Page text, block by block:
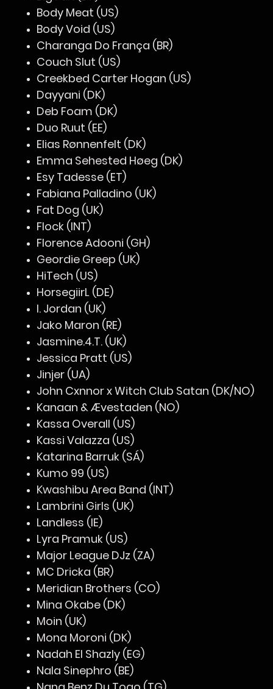
Body Meat (US)
Body Void (US)
Charanga Do França (BR)
Couch Slut (US)
Creekbed Carter Hogan (US)
Dayyani (DK)
Deb Foam (DK)
Duo Ruut (EE)
Elias Rønnenfelt (DK)
Emma Sehested Høeg (DK)
Esy Tadesse (ET)
Fabiana Palladino (UK)
Fat Dog (UK)
Flock (INT)
Florence Adooni (GH)
Geordie Greep (UK)
HiTech (US)
HorsegiirL (DE)
I. Jordan (UK)
Jako Maron (RE)
Jasmine.4.T. (UK)
Jessica Pratt (US)
Jinjer (UA)
John Cxnnor x Witch Club Satan (DK/NO)
Kanaan & Ævestaden (NO)
Kassa Overall (US)
Kassi Valazza (US)
Katarina Barruk (SÁ)
Kumo 99 (US)
Kwashibu Area Band (INT)
Lambrini Girls (UK)
Landless (IE)
Lyra Pramuk (US)
Major League DJz (ZA)
MC Dricka (BR)
Meridian Brothers (CO)
Mina Okabe (DK)
Moin (UK)
Mona Moroni (DK)
Nadah El Shazly (EG)
Nala Sinephro (BE)